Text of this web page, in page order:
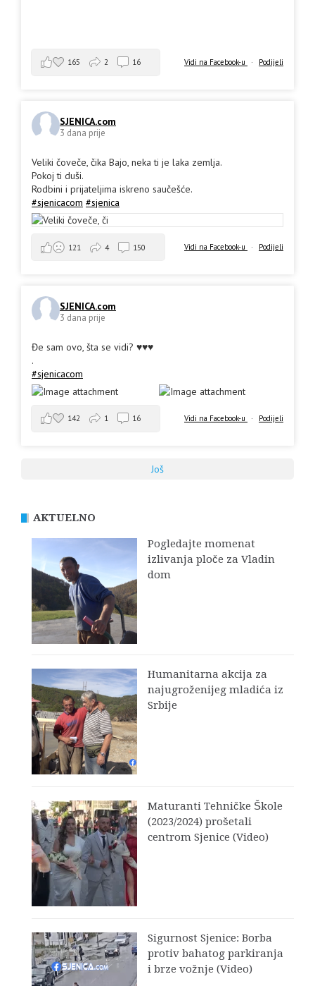
Vidi na Facebook-u · Podijeli
165 2 16
SJENICA.com
3 dana prije
Veliki čoveče, čika Bajo, neka ti je laka zemlja.
Pokoj ti duši.
Rodbini i prijateljima iskreno saučešće.
#sjenicacom #sjenica
Vidi na Facebook-u · Podijeli
121 4 150
SJENICA.com
3 dana prije
Đe sam ovo, šta se vidi? ♥️♥️♥️
.
#sjenicacom
Vidi na Facebook-u · Podijeli
142 1 16
Još
AKTUELNO
Pogledajte momenat
izlivanja ploče za Vladin
dom
Humanitarna akcija za
najugroženijeg mladića iz
Srbije
Maturanti Tehničke Škole
(2023/2024) prošetali
centrom Sjenice (Video)
Sigurnost Sjenice: Borba
protiv bahatog parkiranja
i brze vožnje (Video)